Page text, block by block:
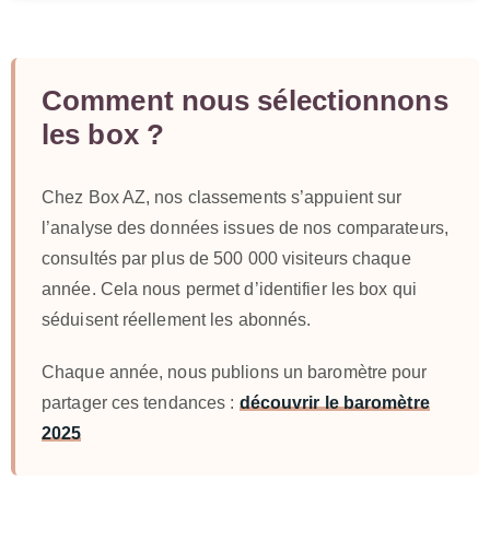
Comment nous sélectionnons
les box ?
Chez Box AZ, nos classements s’appuient sur
l’analyse des données issues de nos comparateurs,
consultés par plus de 500 000 visiteurs chaque
année. Cela nous permet d’identifier les box qui
séduisent réellement les abonnés.
Chaque année, nous publions un baromètre pour
partager ces tendances : découvrir le baromètre
2025